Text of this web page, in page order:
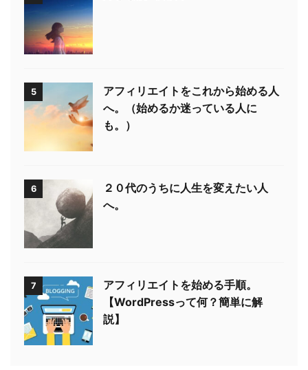
5
アフィリエイトをこれから始める人
へ。（始めるか迷っている人に
も。）
6
２０代のうちに人生を変えたい人
へ。
7
アフィリエイトを始める手順。
【WordPressって何？簡単に解
説】